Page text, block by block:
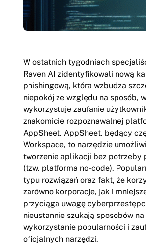
W ostatnich tygodniach
Raven AI zidentyfikowali nową
phishingową, która wzbudza
niepokój ze względu na sposób,
wykorzystuje zaufanie
znakomicie rozpoznawalnej
AppSheet. AppSheet, będący
Workspace, to narzędzie
tworzenie aplikacji bez potrzeby
(tzw. platforma no-code).
typu rozwiązań oraz fakt, że
zarówno korporacje, jak i
przyciąga uwagę
nieustannie szukają sposobów na
wykorzystanie popularności i
oficjalnych narzędzi.